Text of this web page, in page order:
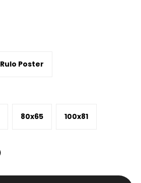
Rulo Poster
80x65 100x81